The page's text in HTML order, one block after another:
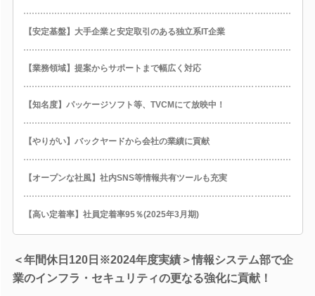
【安定基盤】大手企業と安定取引のある独立系IT企業
【業務領域】提案からサポートまで幅広く対応
【知名度】パッケージソフト等、TVCMにて放映中！
【やりがい】バックヤードから会社の業績に貢献
【オープンな社風】社内SNS等情報共有ツールも充実
【高い定着率】社員定着率95％(2025年3月期)
＜年間休日120日※2024年度実績＞情報システム部で企
業のインフラ・セキュリティの更なる強化に貢献！